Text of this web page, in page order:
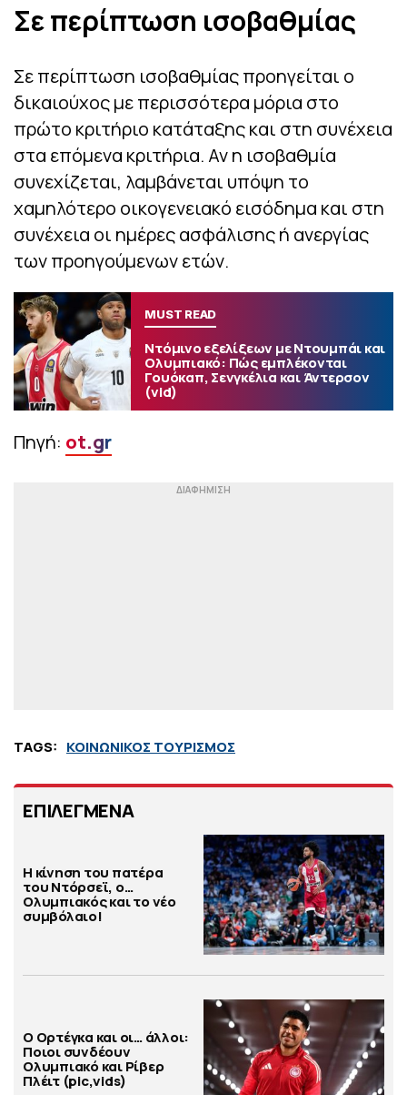
Σε περίπτωση ισοβαθμίας
Σε περίπτωση ισοβαθμίας προηγείται ο
δικαιούχος με περισσότερα μόρια στο
πρώτο κριτήριο κατάταξης και στη συνέχεια
στα επόμενα κριτήρια. Αν η ισοβαθμία
συνεχίζεται, λαμβάνεται υπόψη το
χαμηλότερο οικογενειακό εισόδημα και στη
συνέχεια οι ημέρες ασφάλισης ή ανεργίας
των προηγούμενων ετών.
MUST READ
Ντόμινο εξελίξεων με Ντουμπάι και
Ολυμπιακό: Πώς εμπλέκονται
Γουόκαπ, Σενγκέλια και Άντερσον
(vid)
Πηγή: ot.gr
TAGS: ΚΟΙΝΩΝΙΚΟΣ ΤΟΥΡΙΣΜΟΣ
ΕΠΙΛΕΓΜΕΝΑ
Η κίνηση του πατέρα
του Ντόρσεϊ, ο…
Ολυμπιακός και το νέο
συμβόλαιο!
Ο Ορτέγκα και οι… άλλοι:
Ποιοι συνδέουν
Ολυμπιακό και Ρίβερ
Πλέιτ (pic,vids)